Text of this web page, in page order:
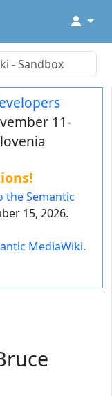
↓
11-
Semantic
15, 2026.
MediaWiki.